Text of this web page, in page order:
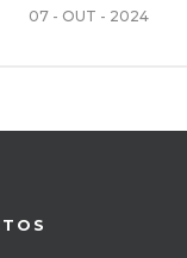
07 - OUT - 2024